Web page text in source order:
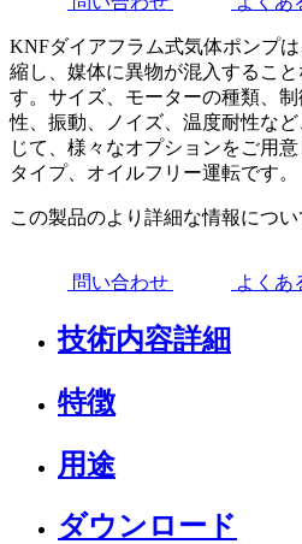
KNFダイアフラム式気体ポンプ
縮し、媒体に異物が混入するこ
す。サイズ、モーターの種類、
性、振動、ノイズ、温度耐性な
じて、様々なオプションをご用
タイプ、オイルフリー運転です。
この製品のより詳細な情報につ
問い合わせ よくあ
技術内容詳細
特徴
用途
ダウンロード